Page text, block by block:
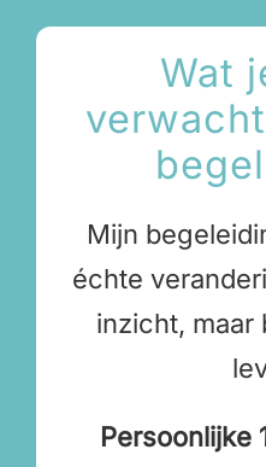
Wat
Mijn
échte
inzicht, maar
Persoonlijke